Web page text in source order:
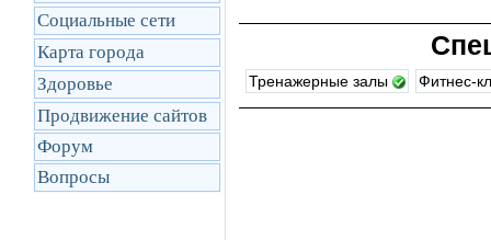
Социальные сети
Карта города
Здоровье
Продвижение сайтов
Форум
Вопросы
Тренажерные залы Фитнес-